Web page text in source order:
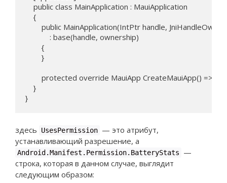
    public class MainApplication : MauiApplication
    {
public MainApplication(IntPtr handle,
            : base(handle, ownership)
        {
        }
protected override MauiApp CreateMauiApp() =>
    }
}
здесь UsesPermission — это атрибут,
устанавливающий разрешение, а
Android.Manifest.Permission.BatteryStats
—
строка, которая в данном случае, выглядит
следующим образом: